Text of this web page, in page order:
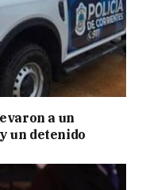
a un
un detenido